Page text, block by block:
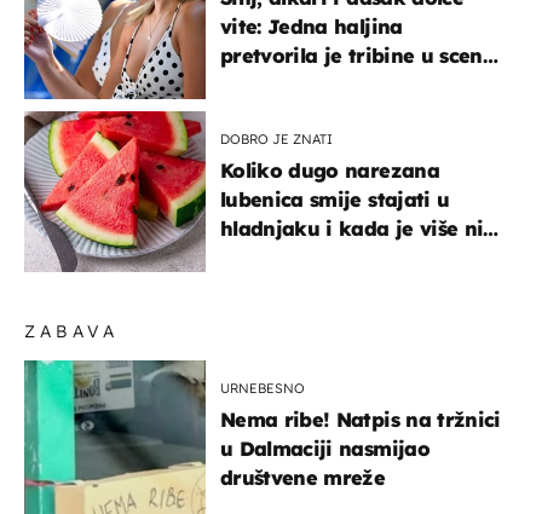
ZABAVA
URNEBESNO
Nema ribe! Natpis na tržnici
u Dalmaciji nasmijao
društvene mreže
vite: Jedna haljina
pretvorila je tribine u scenu
DOBRO JE ZNATI
Koliko dugo narezana
lubenica smije stajati u
hladnjaku i kada je više nije